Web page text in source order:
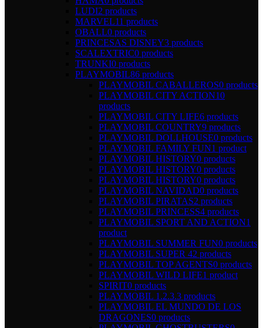
LUDI2 products
MARVEL11 products
OBALL0 products
PRINCESAS DISNEY3 products
SCALEXTRIC0 products
TRUNKI0 products
PLAYMOBIL86 products
PLAYMOBIL CABALLEROS0 products
PLAYMOBIL CITY ACTION10
products
PLAYMOBIL CITY LIFE6 products
PLAYMOBIL COUNTRY9 products
PLAYMOBIL DOLLHOUSE0 products
PLAYMOBIL FAMILY FUN1 product
PLAYMOBIL HISTORY0 products
PLAYMOBIL HISTORY0 products
PLAYMOBIL HISTORY0 products
PLAYMOBIL NAVIDAD0 products
PLAYMOBIL PIRATAS2 products
PLAYMOBIL PRINCESS4 products
PLAYMOBIL SPORT AND ACTION1
product
PLAYMOBIL SUMMER FUN0 products
PLAYMOBIL SUPER 42 products
PLAYMOBIL TOP AGENTS0 products
PLAYMOBIL WILD LIFE1 product
SPIRIT0 products
PLAYMOBIL 1.2.3.3 products
PLAYMOBIL EL MUNDO DE LOS
DRAGONES0 products